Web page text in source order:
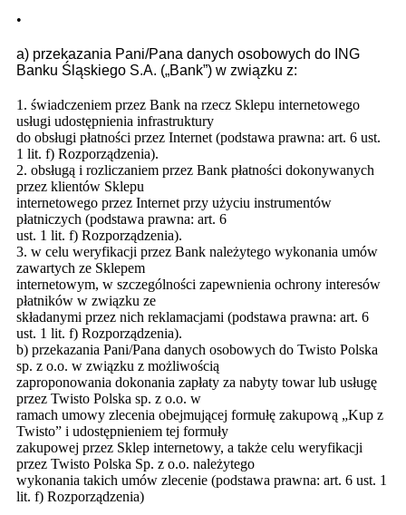
•
a) przekazania Pani/Pana danych osobowych do ING
Banku Śląskiego S.A. („Bank”) w związku z:
1. świadczeniem przez Bank na rzecz Sklepu internetowego
usługi udostępnienia infrastruktury
do obsługi płatności przez Internet (podstawa prawna: art. 6 ust.
1 lit. f) Rozporządzenia).
2. obsługą i rozliczaniem przez Bank płatności dokonywanych
przez klientów Sklepu
internetowego przez Internet przy użyciu instrumentów
płatniczych (podstawa prawna: art. 6
ust. 1 lit. f) Rozporządzenia).
3. w celu weryfikacji przez Bank należytego wykonania umów
zawartych ze Sklepem
internetowym, w szczególności zapewnienia ochrony interesów
płatników w związku ze
składanymi przez nich reklamacjami (podstawa prawna: art. 6
ust. 1 lit. f) Rozporządzenia).
b) przekazania Pani/Pana danych osobowych do Twisto Polska
sp. z o.o. w związku z możliwością
zaproponowania dokonania zapłaty za nabyty towar lub usługę
przez Twisto Polska sp. z o.o. w
ramach umowy zlecenia obejmującej formułę zakupową „Kup z
Twisto” i udostępnieniem tej formuły
zakupowej przez Sklep internetowy, a także celu weryfikacji
przez Twisto Polska Sp. z o.o. należytego
wykonania takich umów zlecenie (podstawa prawna: art. 6 ust. 1
lit. f) Rozporządzenia)